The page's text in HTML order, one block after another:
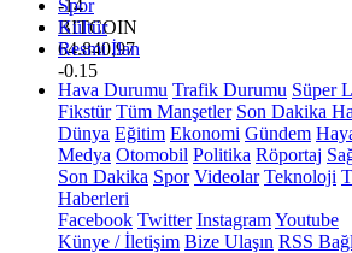
-14
BITCOIN
64.840,97
-0.15
Spor
Kültür
Resmi İlan
Hava Durumu Trafik Durumu Süper
Fikstür Tüm Manşetler Son Dakika
Dünya Eğitim Ekonomi Gündem
Medya Otomobil Politika Röportaj
Son Dakika Spor Videolar Teknoloji
Haberleri
Facebook Twitter InstagramYoutube
Künye / İletişim Bize Ulaşın RSS